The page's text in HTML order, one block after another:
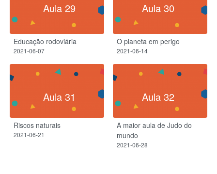
Aula 29
Educação rodoviária
2021-06-07
Aula 30
O planeta em perigo
2021-06-14
Aula 31
Riscos naturais
2021-06-21
Aula 32
A maior aula de Judo do
mundo
2021-06-28